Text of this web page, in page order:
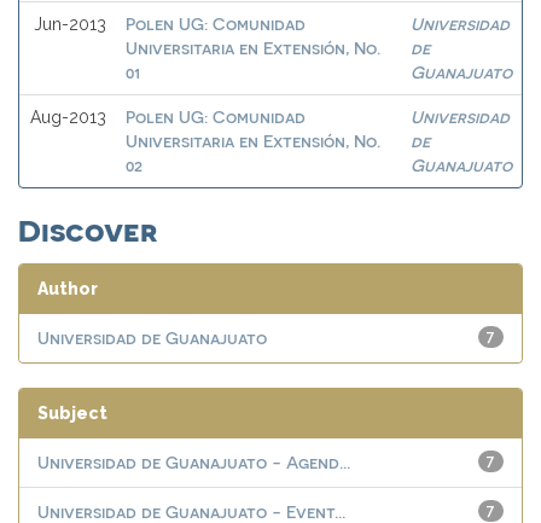
Jun-2013
Polen UG: Comunidad
Universitaria en Extensión, No.
01
Universidad
de
Guanajuato
Aug-2013
Polen UG: Comunidad
Universitaria en Extensión, No.
02
Universidad
de
Guanajuato
Discover
Author
7
Universidad de Guanajuato
Subject
7
Universidad de Guanajuato - Agend...
7
Universidad de Guanajuato - Event...